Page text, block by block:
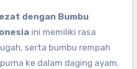
dengan Bumbu
ini memiliki rasa
serta bumbu rempah
ke dalam daging ayam.